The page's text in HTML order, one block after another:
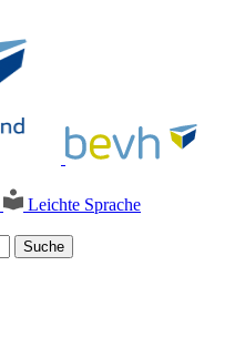
Leichte Sprache
Suche